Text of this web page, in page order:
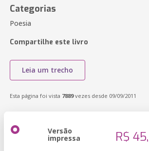
Categorias
Poesia
Compartilhe este livro
Leia um trecho
Esta página foi vista 7889vezes desde 09/09/2011
Versão
impressa R$